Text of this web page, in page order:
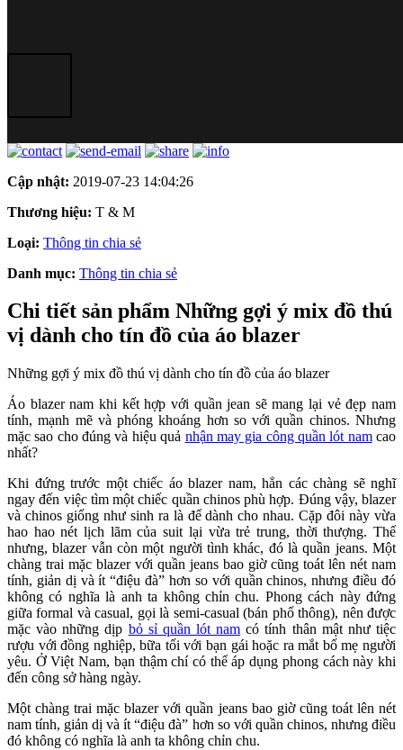
Cập nhật: 2019-07-23 14:04:26
Thương hiệu: T & M
Loại: Thông tin chia sẻ
Danh mục: Thông tin chia sẻ
Chi tiết sản phẩm Những gợi ý mix đồ thú
vị dành cho tín đồ của áo blazer
Những gợi ý mix đồ thú vị dành cho tín đồ của áo blazer
Áo blazer nam khi kết hợp với quần jean sẽ mang lại vẻ đẹp nam
tính, mạnh mẽ và phóng khoáng hơn so với quần chinos. Nhưng
mặc sao cho đúng và hiệu quả nhận may gia công quần lót namcao
nhất?
Khi đứng trước một chiếc áo blazer nam, hẳn các chàng sẽ nghĩ
ngay đến việc tìm một chiếc quần chinos phù hợp. Đúng vậy, blazer
và chinos giống như sinh ra là để dành cho nhau. Cặp đôi này vừa
hao hao nét lịch lãm của suit lại vừa trẻ trung, thời thượng. Thế
nhưng, blazer vẫn còn một người tình khác, đó là quần jeans. Một
chàng trai mặc blazer với quần jeans bao giờ cũng toát lên nét nam
tính, giản dị và ít “điệu đà” hơn so với quần chinos, nhưng điều đó
không có nghĩa là anh ta không chỉn chu. Phong cách này đứng
giữa formal và casual, gọi là semi-casual (bán phổ thông), nên được
mặc vào những dịp bỏ sỉ quần lót nam có tính thân mật như tiệc
rượu với đồng nghiệp, bữa tối với bạn gái hoặc ra mắt bố mẹ người
yêu. Ở Việt Nam, bạn thậm chí có thể áp dụng phong cách này khi
đến công sở hàng ngày.
Một chàng trai mặc blazer với quần jeans bao giờ cũng toát lên nét
nam tính, giản dị và ít “điệu đà” hơn so với quần chinos, nhưng điều
đó không có nghĩa là anh ta không chỉn chu.